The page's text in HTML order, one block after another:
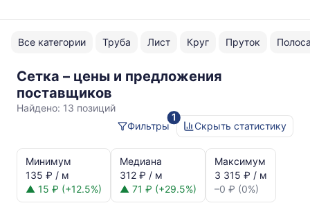
Все категории Труба Лист Круг Пруток
Сетка – цены и предложения
поставщиков
23279-
2012
Найдено: 13 позиций
1
Фильтры
Скрыть статистику
динамика
цен:
Сетка
Минимум
135 ₽ / м
▲ 15 ₽ (+12.5%)
Медиана
312 ₽ / м
▲ 71 ₽ (+29.5%)
Максимум
3 315 ₽ / м
–0 ₽ (0%)